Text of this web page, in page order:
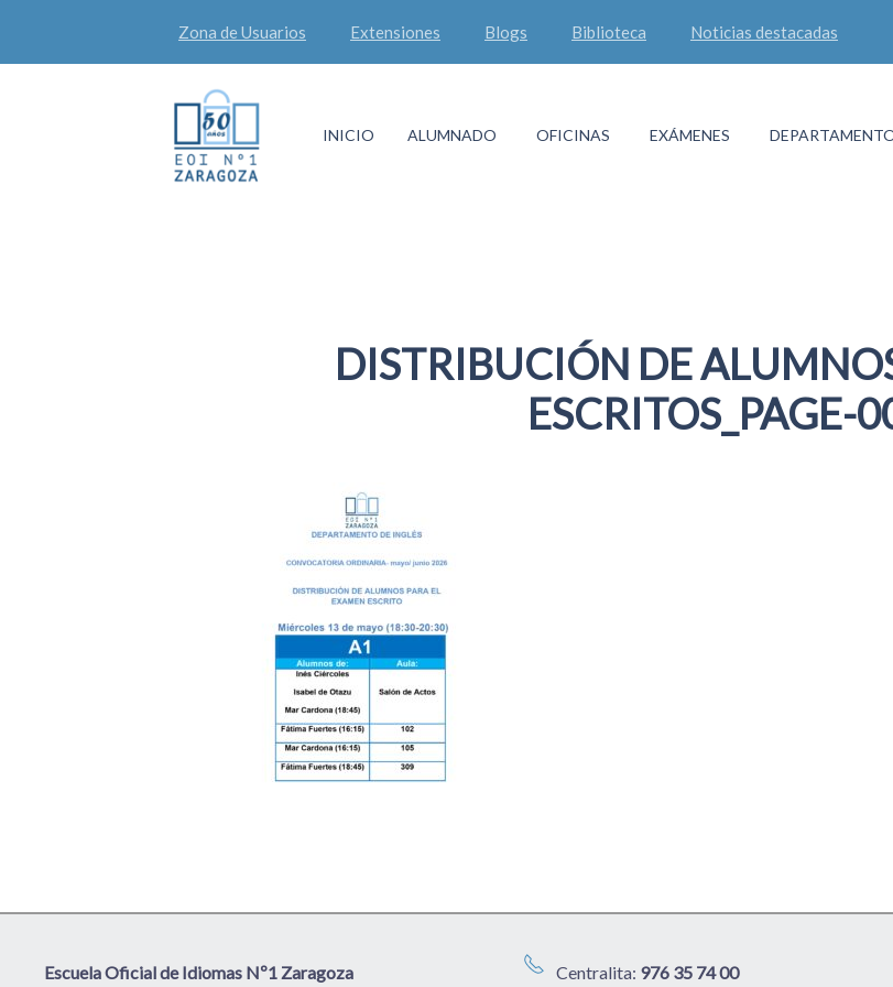
Zona de Usuarios Extensiones Blogs Biblioteca Noticias destacadas
INICIO ALUMNADO OFICINAS EXÁMENES
DISTRIBUCIÓN DE
ESCRITOS_PAGE-
Escuela Oficial de Idiomas Nº1 Zaragoza Centralita: 976 35 74 00